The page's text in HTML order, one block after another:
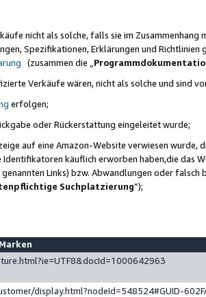
nicht als solche, falls sie im
Spezifikationen, Erklärungen und
(zusammen die „
Verkäufe wären, nicht als solche und sind
erfolgen;
oder Rückerstattung eingeleitet wurde;
auf eine Amazon-Website verwiesen wurde,
käuflich erworben haben,die das
Links) bzw. Abwandlungen oder
Suchplatzierung”);
display.html?nodeId=548524#GUID-